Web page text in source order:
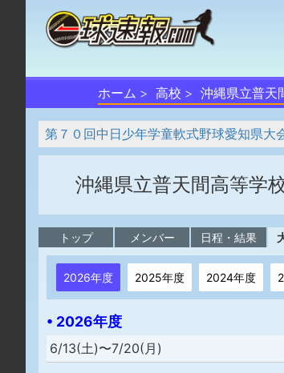
ホーム 高校 沖縄県立普天
第７０回中日少年学童軟式野球愛知県大
沖縄県立普天間高等学
トップ メンバー 日程・結果
2026年度 2025年度 2024年度
• 2026年度
6/13(土)〜7/20(月)